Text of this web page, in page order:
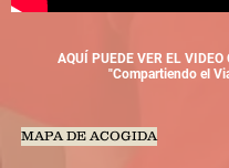
AQUÍ PUEDE VER EL VIDEO
"Compartiendo el
MAPA DE ACOGIDA